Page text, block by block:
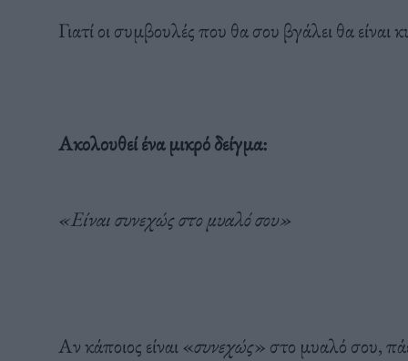
Γιατί οι συμβουλές που θα σου βγάλει θα είναι
Ακολουθεί ένα μικρό δείγμα:
«Είναι συνεχώς στο μυαλό σου»
Αν κάποιος είναι «συνεχώς» στο μυαλό σου,